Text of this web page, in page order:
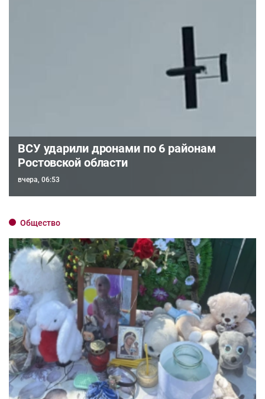
ВСУ ударили дронами по 6 районам
Ростовской области
вчера, 06:53
Общество